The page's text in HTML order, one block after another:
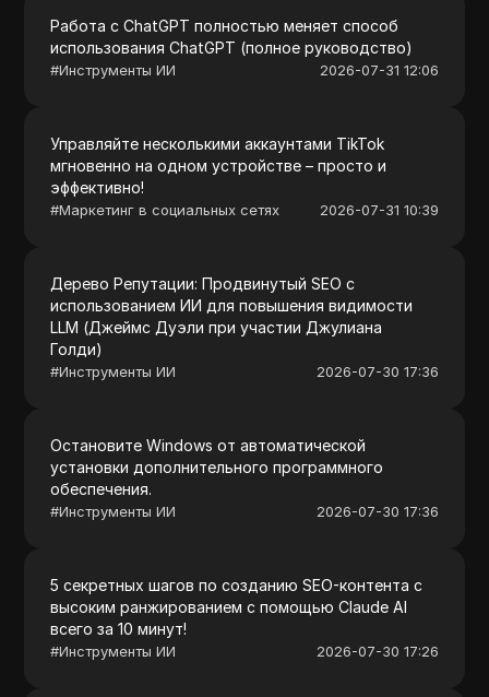
Работа с ChatGPT полностью меняет способ
использования ChatGPT (полное руководство)
#Инструменты ИИ 2026-07-31 12:06
Управляйте несколькими аккаунтами TikTok
мгновенно на одном устройстве – просто и
эффективно!
#Маркетинг в социальных сетях 2026-07-31 10:39
Дерево Репутации: Продвинутый SEO с
использованием ИИ для повышения видимости
LLM (Джеймс Дуэли при участии Джулиана
Голди)
#Инструменты ИИ 2026-07-30 17:36
Остановите Windows от автоматической
установки дополнительного программного
обеспечения.
#Инструменты ИИ 2026-07-30 17:36
5 секретных шагов по созданию SEO-контента с
высоким ранжированием с помощью Claude AI
всего за 10 минут!
#Инструменты ИИ 2026-07-30 17:26